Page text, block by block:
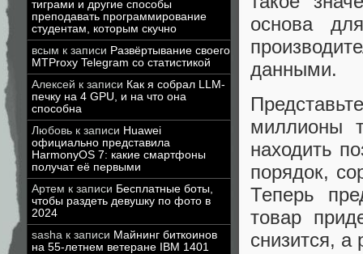
тиграми и другие способы
преподавать программирование
студентам, которым скучно
всым к записи Развёртывание своего
MTProxy Telegram со статистикой
Алексей к записи Как я собрал LLM-
печку на 4 GPU, и на что она
способна
Любовь к записи Huawei
официально представила
HarmonyOS 7: какие смартфоны
получат её первыми
Артем к записи Бесплатные боты,
чтобы раздеть девушку по фото в
2024
sasha к записи Майнинг биткоинов
на 55-летнем ветеране IBM 1401
основа
данными.
миллионы
находить
порядок,
Теперь
товар
снизится, а